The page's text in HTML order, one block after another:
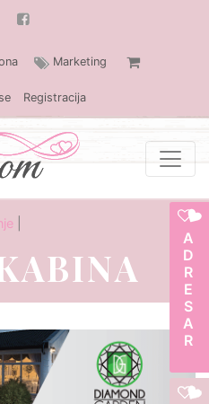
Marketing
Registracija
ADRESAR